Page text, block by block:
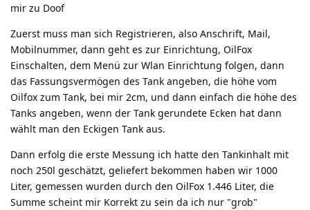
mir zu Doof
Zuerst muss man sich Registrieren, also Anschrift, Mail,
Mobilnummer, dann geht es zur Einrichtung, OilFox
Einschalten, dem Menü zur Wlan Einrichtung folgen, dann
das Fassungsvermögen des Tank angeben, die höhe vom
Oilfox zum Tank, bei mir 2cm, und dann einfach die höhe des
Tanks angeben, wenn der Tank gerundete Ecken hat dann
wählt man den Eckigen Tank aus.
Dann erfolg die erste Messung ich hatte den Tankinhalt mit
noch 250l geschätzt, geliefert bekommen haben wir 1000
Liter, gemessen wurden durch den OilFox 1.446 Liter, die
Summe scheint mir Korrekt zu sein da ich nur "grob"